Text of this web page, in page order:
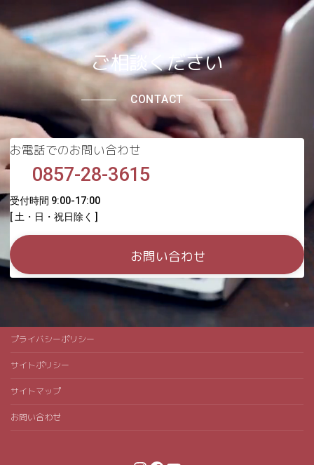
ご相談ください
CONTACT
お電話でのお問い合わせ
0857-28-3615
受付時間 9:00-17:00
[ 土・日・祝日除く ]
お問い合わせ
プライバシーポリシー
サイトポリシー
サイトマップ
お問い合わせ